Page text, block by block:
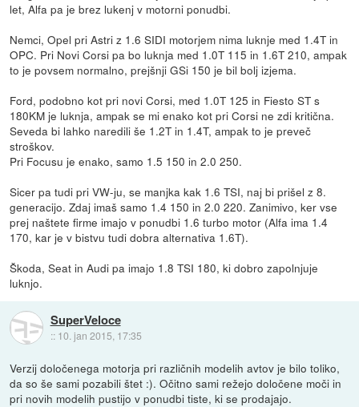
let, Alfa pa je brez lukenj v motorni ponudbi.
Nemci, Opel pri Astri z 1.6 SIDI motorjem nima luknje med 1.4T in
OPC. Pri Novi Corsi pa bo luknja med 1.0T 115 in 1.6T 210, ampak
to je povsem normalno, prejšnji GSi 150 je bil bolj izjema.
Ford, podobno kot pri novi Corsi, med 1.0T 125 in Fiesto ST s
180KM je luknja, ampak se mi enako kot pri Corsi ne zdi kritična.
Seveda bi lahko naredili še 1.2T in 1.4T, ampak to je preveč
stroškov.
Pri Focusu je enako, samo 1.5 150 in 2.0 250.
Sicer pa tudi pri VW-ju, se manjka kak 1.6 TSI, naj bi prišel z 8.
generacijo. Zdaj imaš samo 1.4 150 in 2.0 220. Zanimivo, ker vse
prej naštete firme imajo v ponudbi 1.6 turbo motor (Alfa ima 1.4
170, kar je v bistvu tudi dobra alternativa 1.6T).
Škoda, Seat in Audi pa imajo 1.8 TSI 180, ki dobro zapolnjuje
luknjo.
SuperVeloce
:: 10. jan 2015, 17:35
Verzij določenega motorja pri različnih modelih avtov je bilo toliko,
da so še sami pozabili štet :). Očitno sami režejo določene moči in
pri novih modelih pustijo v ponudbi tiste, ki se prodajajo.